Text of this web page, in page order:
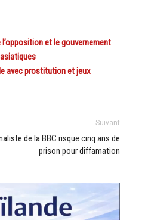
l’opposition et le gouvernement
avec prostitution et jeux
Suivant
de la BBC risque cinq ans de
prison pour diffamation